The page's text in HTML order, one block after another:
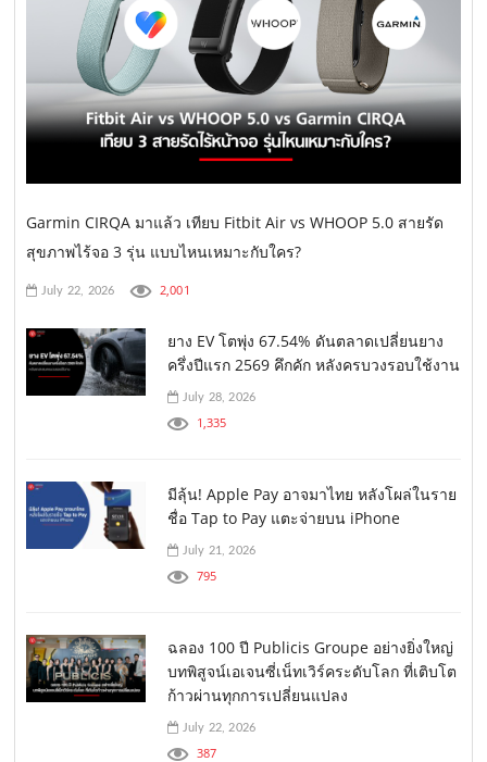
Garmin CIRQA มาแล้ว เทียบ Fitbit Air vs WHOOP 5.0 สายรัด
สุขภาพไร้จอ 3 รุ่น แบบไหนเหมาะกับใคร?
July 22, 2026 2,001
ยาง EV โตพุ่ง 67.54% ดันตลาดเปลี่ยนยาง
ครึ่งปีแรก 2569 คึกคัก หลังครบวงรอบใช้งาน
July 28, 2026
1,335
มีลุ้น! Apple Pay อาจมาไทย หลังโผล่ในราย
ชื่อ Tap to Pay แตะจ่ายบน iPhone
July 21, 2026
795
ฉลอง 100 ปี Publicis Groupe อย่างยิ่งใหญ่
บทพิสูจน์เอเจนซี่เน็ทเวิร์คระดับโลก ที่เติบโต
ก้าวผ่านทุกการเปลี่ยนแปลง
July 22, 2026
387